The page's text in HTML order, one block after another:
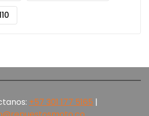
+57 301 177 5165‬ |